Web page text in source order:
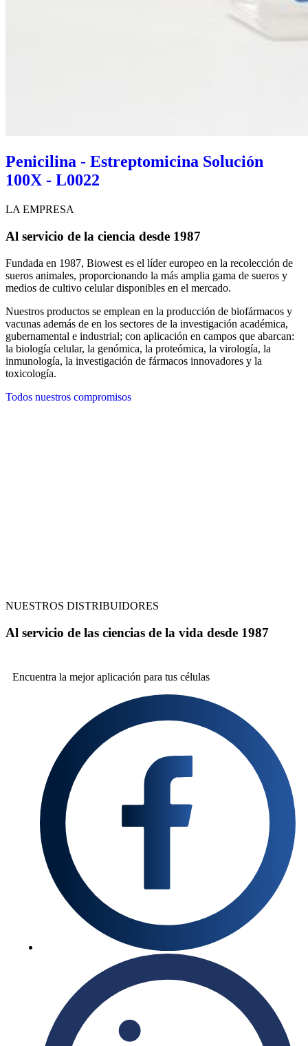
Penicilina - Estreptomicina Solución
100X - L0022
LA EMPRESA
Al servicio de la ciencia desde 1987
Fundada en 1987, Biowest es el líder europeo en la recolección de
sueros animales, proporcionando la más amplia gama de sueros y
medios de cultivo celular disponibles en el mercado.
Nuestros productos se emplean en la producción de biofármacos y
vacunas además de en los sectores de la investigación académica,
gubernamental e industrial; con aplicación en campos que abarcan:
la biología celular, la genómica, la proteómica, la virología, la
inmunología, la investigación de fármacos innovadores y la
toxicología.
Todos nuestros compromisos
NUESTROS DISTRIBUIDORES
Al servicio de las ciencias de la vida desde 1987
Encuentra la mejoraplicación para tus células